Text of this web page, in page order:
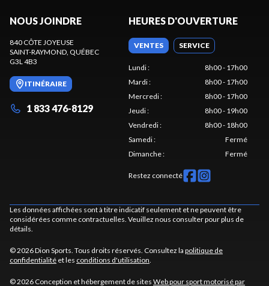
NOUS JOINDRE
840 CÔTE JOYEUSE
SAINT-RAYMOND , QUÉBEC
G3L 4B3
ITINÉRAIRE
1 833 476-8129
HEURES D'OUVERTURE
VENTES SERVICE
Lundi:
8h00 - 17h00
Mardi:
8h00 - 17h00
Mercredi:
8h00 - 17h00
Jeudi:
8h00 - 19h00
Vendredi:
8h00 - 18h00
Samedi:
Fermé
Dimanche: Fermé
Restez connecté
Les données affichées sont à titre indicatif seulement et ne peuvent être
considérées comme contractuelles. Veuillez nous consulter pour plus de
détails.
© 2026 Dion Sports. Tous droits réservés. Consultez la politique de
confidentialité et les conditions d'utilisation
© 2026 Conception et hébergement de sites Web pour sport motorisé par